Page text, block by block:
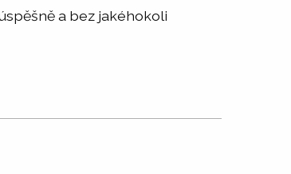
a bez jakéhokoli